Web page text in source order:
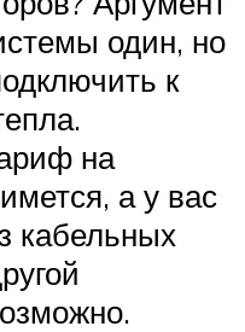
один, но
к
на
а у вас
кабельных